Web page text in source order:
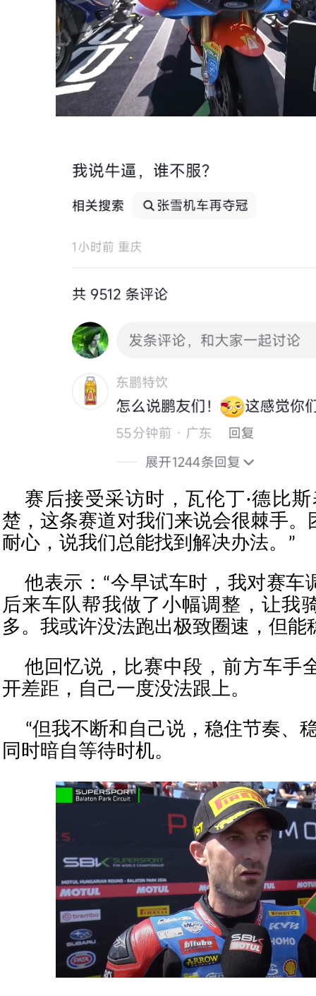
赛后接受采访时，瓦伦丁·德比
楚，这条赛道对我们来说会很棘手。
耐心，说我们总能找到解决办法。”
他表示：“今早试车时，我对赛车
后来车队帮我做了小幅调整，让我
多。我或许没法跑出极致圈速，但能
他回忆说，比赛中段，前方车手
开差距，自己一度没法跟上。
“但我不断和自己说，稳住节奏、
同时暗自等待时机。